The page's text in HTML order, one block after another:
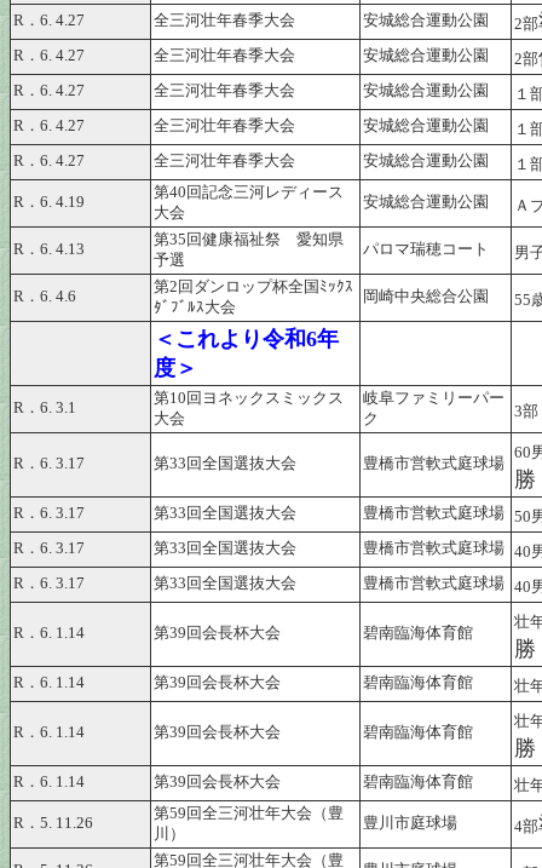
R．6. 4.27 全三河壮年春季大会 安城総合運動公園 2部
R．6. 4.27 全三河壮年春季大会 安城総合運動公園 2部
R．6. 4.27 全三河壮年春季大会 安城総合運動公園
１
R．6. 4.27
全三河壮年春季大会 安城総合運動公園
１
R．6. 4.27
全三河壮年春季大会 安城総合運動公園 １
R．6. 4.19
第40回記念三河レディース
大会
安城総合運動公園 Ａ
R．6. 4.13
第35回健康福祉祭 愛知県
予選
パロマ瑞穂コート 男
R．6. 4.6
第2回ダンロップ杯全国ﾐｯｸｽ
ﾀﾞﾌﾞﾙｽ大会
岡崎中央総合公園 55
＜これより令和6年
度＞
R．6. 3.1
第10回ヨネックスミックス
大会
岐阜ファミリーパー
ク
3部
R．6. 3.17 第33回全国選抜大会 豊橋市営軟式庭球場
60
勝
R．6. 3.17 第33回全国選抜大会 豊橋市営軟式庭球場 50
R．6. 3.17
第33回全国選抜大会 豊橋市営軟式庭球場 40
R．6. 3.17
第33回全国選抜大会 豊橋市営軟式庭球場 40
R．6. 1.14 第39回会長杯大会 碧南臨海体育館
壮
勝
R．6. 1.14 第39回会長杯大会 碧南臨海体育館 壮
R．6. 1.14 第39回会長杯大会 碧南臨海体育館
壮
勝
R．6. 1.14 第39回会長杯大会 碧南臨海体育館 壮
R．5. 11.26
第59回全三河壮年大会（豊
川）
豊川市庭球場 4部
第59回全三河壮年大会（豊